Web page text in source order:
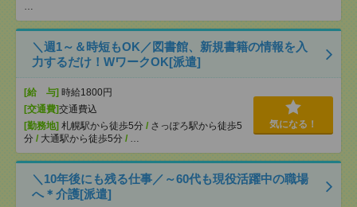
…
＼週1～＆時短もOK／図書館、新規書籍の情報を入
力するだけ！WワークOK[派遣]
[給 与] 時給1800円
[交通費]交通費込
[勤務地] 札幌駅から徒歩5分 / さっぽろ駅から徒歩5
分 / 大通駅から徒歩5分 / …
気になる！
＼10年後にも残る仕事／～60代も現役活躍中の職場
へ＊介護[派遣]